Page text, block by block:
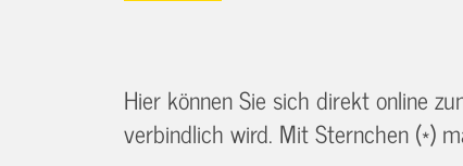
Hier können Sie sich direkt online
verbindlich wird. Mit Sternchen (*)